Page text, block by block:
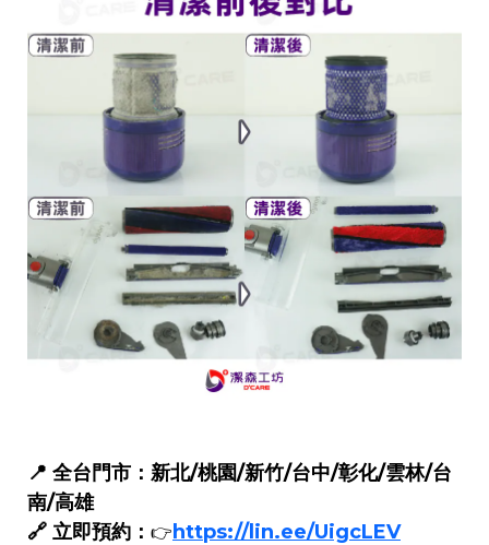
📍 全台門市：新北/桃園/新竹/台中/彰化/雲林/台
南/高雄
🔗 立即預約： 👉 https://lin.ee/UigcLEV